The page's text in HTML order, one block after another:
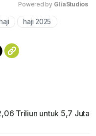
Mute
Powered by GliaStudios
haji 2025
Triliun untuk 5,7 Juta